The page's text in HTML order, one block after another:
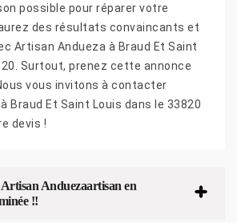
possible pour réparer votre
des résultats convaincants et
Artisan Andueza à Braud Et Saint
Surtout, prenez cette annonce
vous invitons à contacter
Braud Et Saint Louis dans le 33820
devis !
Anduezaartisan en
!!